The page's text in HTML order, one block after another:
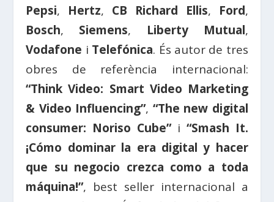
Pepsi, Hertz, CB Richard Ellis, Ford,
Bosch, Siemens, Liberty Mutual,
Vodafone i Telefónica. És autor de tres
obres de referència internacional:
“Think Video: Smart Video Marketing
& Video Influencing”, “The new digital
consumer: Noriso Cube”i “Smash It.
¡Cómo dominar la era digital y hacer
que su negocio crezca como a toda
máquina!”, best seller internacional a